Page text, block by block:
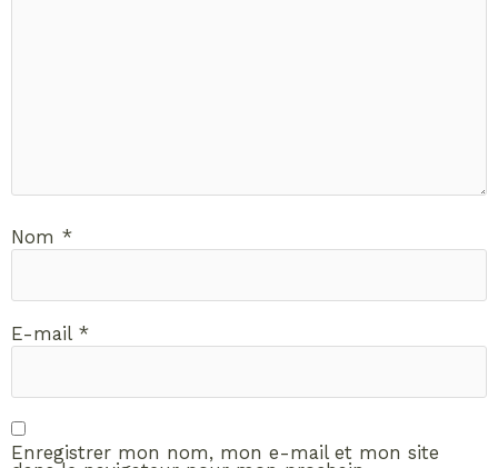
Nom *
E-mail *
Enregistrer mon nom, mon e-mail et mon site